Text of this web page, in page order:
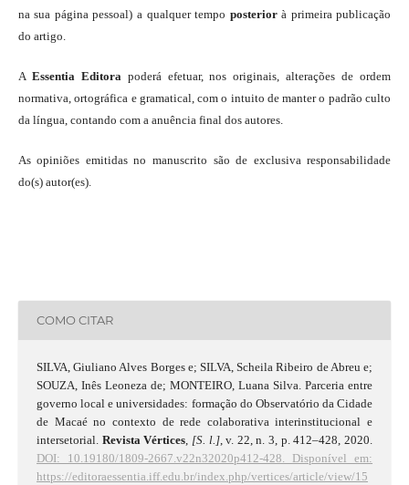
na sua página pessoal) a qualquer tempo posteriorà primeira publicação
do artigo.
A Essentia Editora poderá efetuar, nos originais, alterações de ordem
normativa, ortográfica e gramatical, com o intuito de manter o padrão culto
da língua, contando com a anuência final dos autores.
As opiniões emitidas no manuscrito são de exclusiva responsabilidade
do(s) autor(es).
COMO CITAR
SILVA, Giuliano Alves Borges e; SILVA, Scheila Ribeiro de Abreu e;
SOUZA, Inês Leoneza de; MONTEIRO, Luana Silva. Parceria entre
governo local e universidades: formação do Observatório da Cidade
de Macaé no contexto de rede colaborativa interinstitucional e
intersetorial. Revista Vértices [S. l.], v. 22, n. 3, p. 412–428, 2020.
DOI: 10.19180/1809-2667.v22n32020p412-428.
Disponível em:
https://editoraessentia.iff.edu.br/index.php/vertices/article/view/15